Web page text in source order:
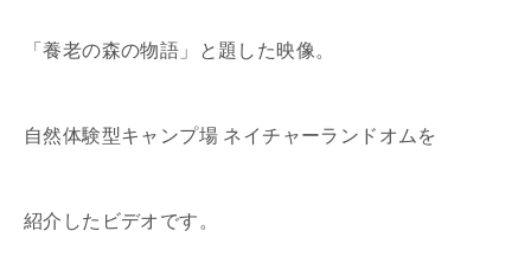
「養老の森の物語」と題した映像。
自然体験型キャンプ場 ネイチャーランドオムを
紹介したビデオです。